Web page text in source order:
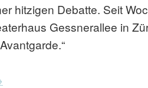
hitzigen Debatte. Seit
Gessnerallee in